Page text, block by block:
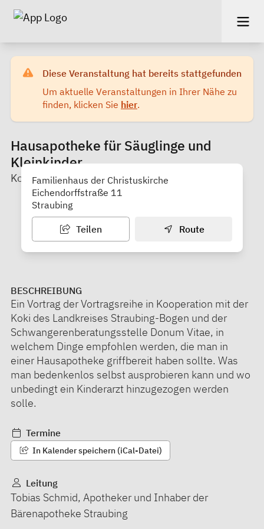
Diese Veranstaltung hat bereits stattgefunden
Um aktuelle Veranstaltungen in Ihrer Nähe zu
finden, klicken Sie hier.
Hausapotheke für Säuglinge und
Kleinkinder
KoKi Familienbüro Stadt Straubing
Familienhaus der Christuskirche
Eichendorffstraße 11
Straubing
Teilen Route
BESCHREIBUNG
Ein Vortrag der Vortragsreihe in Kooperation mit der
Koki des Landkreises Straubing-Bogen und der
Schwangerenberatungsstelle Donum Vitae, in
welchem Dinge empfohlen werden, die man in
einer Hausapotheke griffbereit haben sollte. Was
man bedenkenlos selbst ausprobieren kann und wo
unbedingt ein Kinderarzt hinzugezogen werden
solle.
Termine
In Kalender speichern (iCal-Datei)
Leitung
Tobias Schmid, Apotheker und Inhaber der
Bärenapotheke Straubing